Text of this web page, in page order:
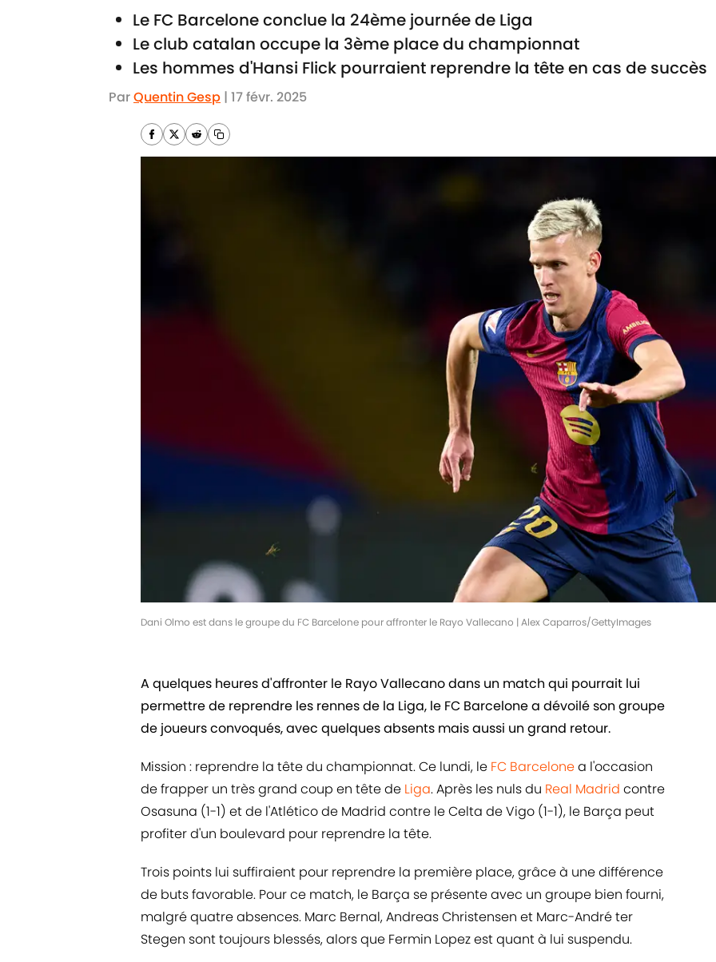
Le FC Barcelone conclue la 24ème journée de Liga
Le club catalan occupe la 3ème place du championnat
Les hommes d'Hansi Flick pourraient reprendre la tête en cas de succès
ParQuentin Gesp | 17 févr. 2025
Dani Olmo est dans le groupe du FC Barcelone pour affronter le Rayo Vallecano | Alex Caparros/GettyImages
A quelques heures d'affronter le Rayo Vallecano dans un match qui pourrait lui
permettre de reprendre les rennes de la Liga, le FC Barcelone a dévoilé son groupe
de joueurs convoqués, avec quelques absents mais aussi un grand retour.
Mission : reprendre la tête du championnat. Ce lundi, le FC Barcelonea l'occasion
de frapper un très grand coup en tête de Liga. Après les nuls du Real Madrid contre
Osasuna (1-1) et de l'Atlético de Madrid contre le Celta de Vigo (1-1), le Barça peut
profiter d'un boulevard pour reprendre la tête.
Trois points lui suffiraient pour reprendre la première place, grâce à une différence
de buts favorable. Pour ce match, le Barça se présente avec un groupe bien fourni,
malgré quatre absences. Marc Bernal, Andreas Christensen et Marc-André ter
Stegen sont toujours blessés, alors que Fermin Lopez est quant à lui suspendu.